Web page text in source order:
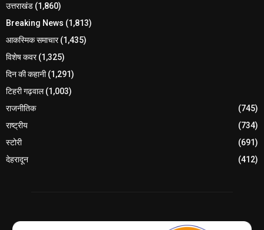
उत्तराखंड (1,860)
Breaking News (1,813)
आकस्मिक समाचार(1,435)
विशेष कवर(1,325)
दिन की कहानी(1,291)
टिहरी गढ़वाल(1,003)
राजनीतिक
(745)
राष्ट्रीय
(734)
स्टोरी
(691)
देहरादून
(412)